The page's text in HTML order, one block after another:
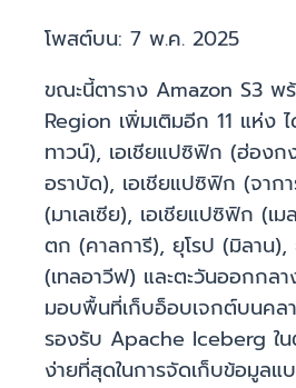
โพสต์บน: 7 พ.ค. 2025
ขณะนี้ตาราง Amazon S3 พร้
Region เพิ่มเติมอีก 11 แห่ง
ทาวน์), เอเชียแปซิฟิก (ฮ่องก
อราบัด), เอเชียแปซิฟิก (จาก
(มาเลเซีย), เอเชียแปซิฟิก (เ
ตก (คาลการี), ยุโรป (มิลาน),
(เทลอาวีฟ) และตะวันออกกล
มอบพื้นที่เก็บอ็อบเจกต์บนคล
รองรับ Apache Iceberg ใ
ง่ายที่สุดในการจัดเก็บข้อมูลแ